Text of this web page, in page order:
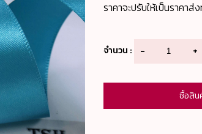
ราคาจะปรับให้เป็นราคาส่
จำนวน : - +
ซื้อสิน